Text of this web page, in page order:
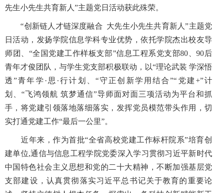
先生小先生共育新人”主题党日活动获此殊荣。
“创新链人才链深度融合 大先生小先生共育新人”主题党
日活动，发扬学院信息学科专业优势，依托学院杰出校友导
师团、“全国党建工作样板支部”信息工程系党支部80、90后
青年才俊团队，与学生党支部积极联动，以“理论武装 学深悟
透”青年学·思·行计划、“守正创新学用结合”“党建+”计
划、“飞鸿领航 筑梦通信”导师面对面三项活动为平台和抓
手，将党建引领落地落细落实，发挥党员模范带头作用，切
实打通党建工作“最后一公里”。
近年来，作为首批“全省高校党建工作标杆院系”培育创
建单位,通信与信息工程学院党委深入学习贯彻习近平新时代
中国特色社会主义思想和党的二十大精神，不断加强基层党
支部建设，认真贯彻落实习近平总书记关于教育的重要论